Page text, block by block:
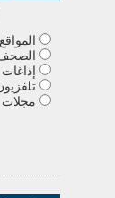
المواقع
إذاغات
مجلات